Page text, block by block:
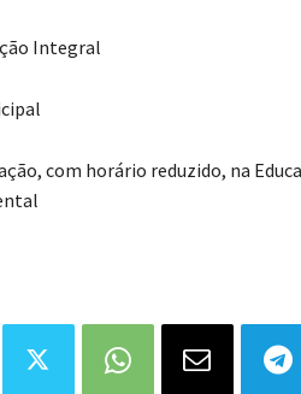
Integral
com horário reduzido, na